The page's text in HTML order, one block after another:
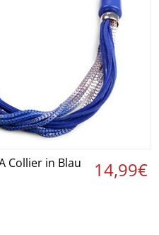
ansehen ›
Collier in Blau 14,99€